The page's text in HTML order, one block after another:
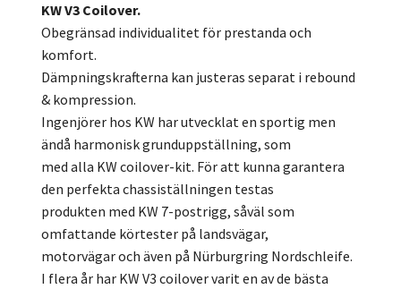
KW V3 Coilover.
Obegränsad individualitet för prestanda och
komfort.
Dämpningskrafterna kan justeras separat i rebound
& kompression.
Ingenjörer hos KW har utvecklat en sportig men
ändå harmonisk grunduppställning, som
med alla KW coilover-kit. För att kunna garantera
den perfekta chassiställningen testas
produkten med KW 7-postrigg, såväl som
omfattande körtester på landsvägar,
motorvägar och även på Nürburgring Nordschleife.
I flera år har KW V3 coilover varit en av de bästa